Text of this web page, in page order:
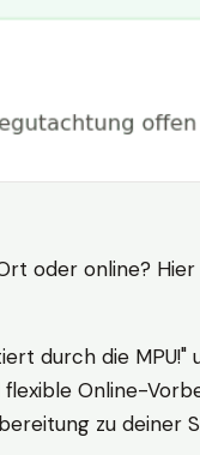
oder online?
durch die
flexible Online-
zu deiner